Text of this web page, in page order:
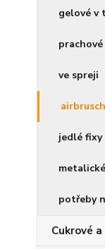
gelové v
prachové
ve spreji
airbrusch
jedlé fixy
potřeby
Cukrové